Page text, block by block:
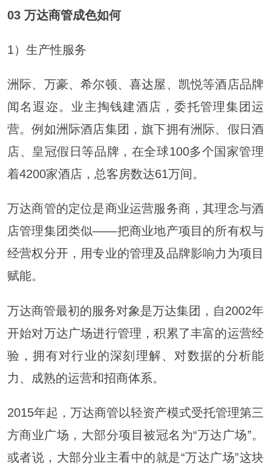
03 万达商管成色如何
1）生产性服务
洲际、万豪、希尔顿、 喜达屋、凯悦等酒店品牌
闻名遐迩。业主掏钱建酒店，委托管理集团运
营。例如洲际酒店集团，旗下拥有洲际、假日酒
店、皇冠假日等品牌，在全球100多个国家管理
着4200家酒店，总客房数达61万间。
万达商管的定位是商业运营服务商，其理念与酒
店管理集团类似——把商业地产项目的所有权与
经营权分开，用专业的管理及品牌影响力为项目
赋能。
万达商管最初的服务对象是万达集团，自2002年
开始对万达广场进行管理，积累了丰富的运营经
验，拥有对行业的深刻理解、对数据的分析能
力、成熟的运营和招商体系。
2015年起，万达商管以轻资产模式受托管理第三
方商业广场，大部分项目被冠名为“万达广场”。
或者说，大部分业主看中的就是“万达广场”这块